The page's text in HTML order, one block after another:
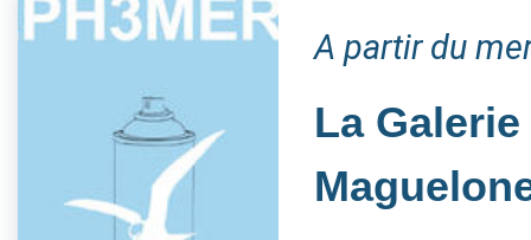
A partir du
La